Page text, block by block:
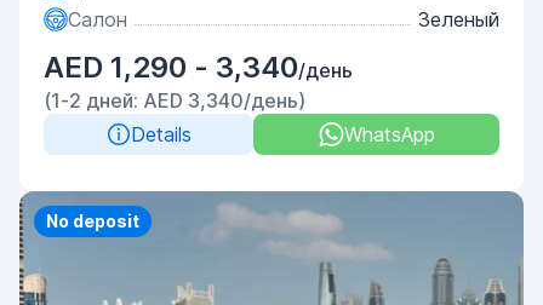
Салон
Зеленый
AED 1,290 - 3,340/день
(1-2 дней: AED 3,340/день)
Details
WhatsApp
No deposit